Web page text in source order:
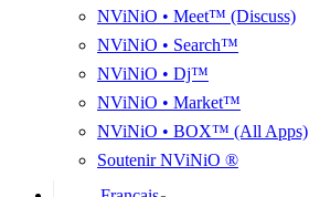
NViNiO • Meet™ (Discuss)
NViNiO • Search™
NViNiO • Dj™
NViNiO • Market™
NViNiO • BOX™ (All Apps)
Soutenir NViNiO ®